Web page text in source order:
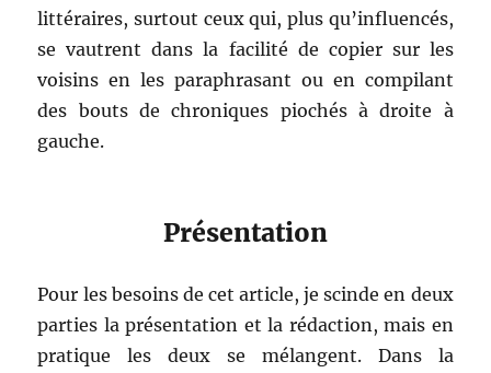
littéraires, surtout ceux qui, plus qu’influencés,
se vautrent dans la facilité de copier sur les
voisins en les paraphrasant ou en compilant
des bouts de chroniques piochés à droite à
gauche.
Présentation
Pour les besoins de cet article, je scinde en deux
parties la présentation et la rédaction, mais en
pratique les deux se mélangent. Dans la